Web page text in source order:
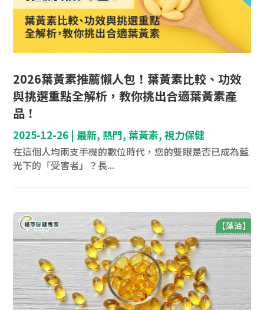
2026葉黃素推薦懶人包！葉黃素比較、功效
與挑選重點全解析，教你挑出合適葉黃素產
品！
2025-12-26 | 最新, 熱門,葉黃素,視力保健
在這個人均兩支手機的數位時代，您的雙眼是否已成為藍
光下的「受害者」？長...